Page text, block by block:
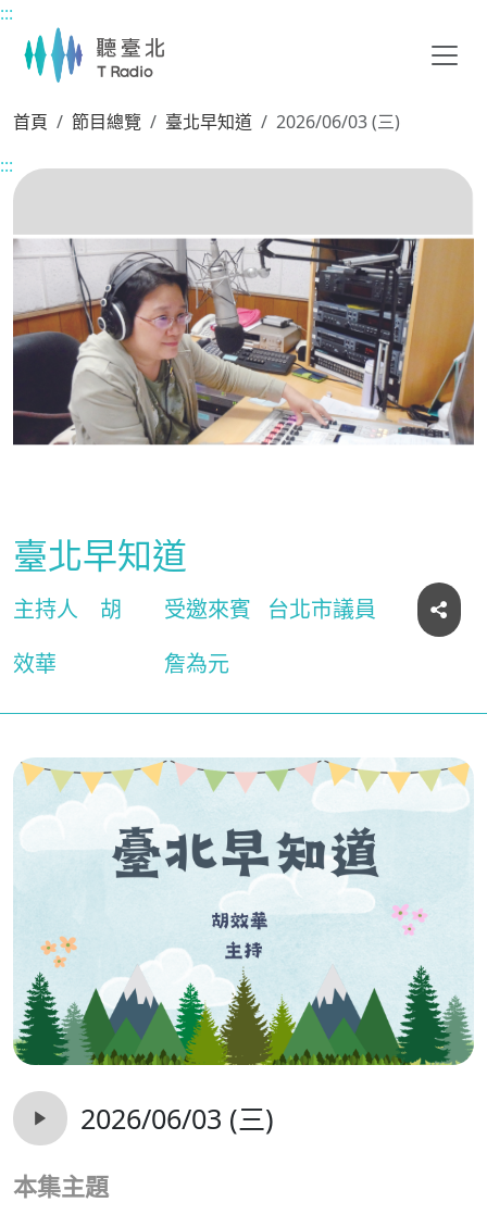
主要內容區塊
:::
首頁 節目總覽 臺北早知道
2026/06/03 (三)
:::
臺北早知道
主持人
胡
效華
受邀來賓
台北市議員
詹為元
2026/06/03 (三)
本集主題